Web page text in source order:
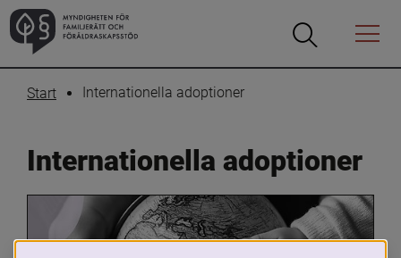
Öppna
Öppna
Menyn
Start Internationella adoptioner
Internationella adoptioner